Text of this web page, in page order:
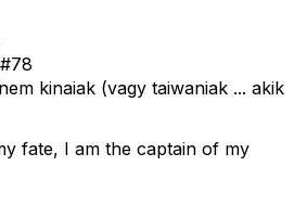
#78
kinaiak (vagy taiwaniak ... akik
fate, I am the captain of my